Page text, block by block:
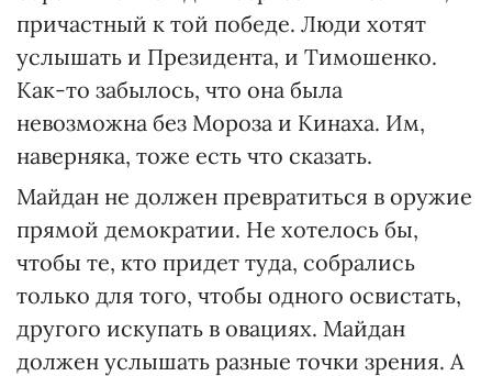
причастный к той победе. Люди хотят
услышать и Президента, и Тимошенко.
Как-то забылось, что она была
невозможна без Мороза и Кинаха. Им,
наверняка, тоже есть что сказать.
Майдан не должен превратиться в оружие
прямой демократии. Не хотелось бы,
чтобы те, кто придет туда, собрались
только для того, чтобы одного освистать,
другого искупать в овациях. Майдан
должен услышать разные точки зрения. А